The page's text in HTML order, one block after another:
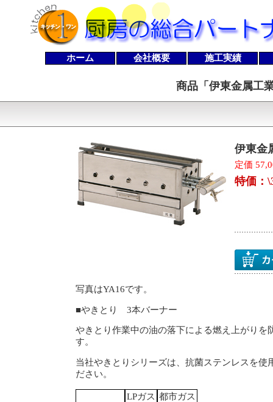
ホーム 会社概要 施工実績
商品「 伊東金属工
伊東
定価
特価：
写真はYA16です。
■やきとり 3本バーナー
やきとり作業中の油の落下による燃え上がり
す。
当社やきとりシリーズは、抗菌ステンレスを
ださい。
LPガス 都市ガス